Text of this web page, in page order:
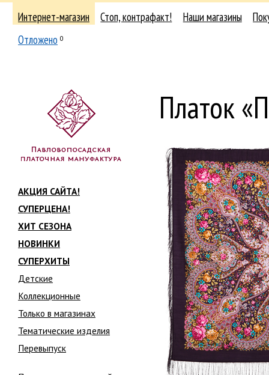
Интернет-магазин Стоп, контрафакт! Наши магазины
Отложено 0
АКЦИЯ САЙТА!
СУПЕРЦЕНА!
ХИТ СЕЗОНА
НОВИНКИ
СУПЕРХИТЫ
Детские
Коллекционные
Только в магазинах
Тематические изделия
Перевыпуск
Платок